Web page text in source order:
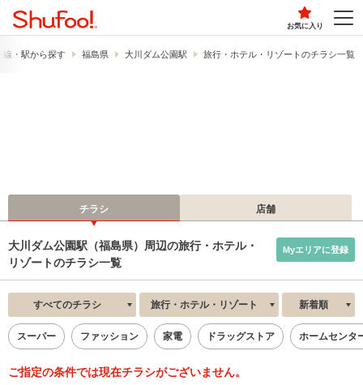
お気に入り
線・駅から探す 福島県 大川ダム公園駅 旅行・ホテル・リゾートのチラシ一覧
チラシ 店舗
大川ダム公園駅（福島県）周辺の旅行・ホテル・
リゾートのチラシ一覧
Myエリアに登録
すべてのチラシ 旅行・ホテル・リゾート 新着順
スーパー ファッション 家電 ドラッグストア ホームセンタ
ご指定の条件では現在チラシがございません。